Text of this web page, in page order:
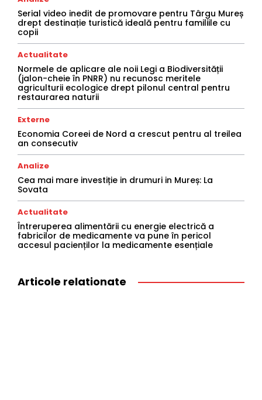
Serial video inedit de promovare pentru Târgu Mureș
drept destinație turistică ideală pentru familiile cu
copii
Actualitate
Normele de aplicare ale noii Legi a Biodiversității
(jalon-cheie în PNRR) nu recunosc meritele
agriculturii ecologice drept pilonul central pentru
restaurarea naturii
Externe
Economia Coreei de Nord a crescut pentru al treilea
an consecutiv
Analize
Cea mai mare investiție in drumuri in Mureș: La
Sovata
Actualitate
Întreruperea alimentării cu energie electrică a
fabricilor de medicamente va pune în pericol
accesul pacienților la medicamente esențiale
Articole relationate